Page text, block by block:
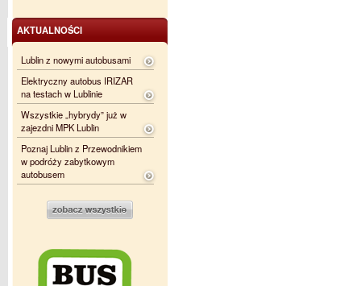
AKTUALNOŚCI
Lublin z nowymi autobusami
Elektryczny autobus IRIZAR
na testach w Lublinie
Wszystkie „hybrydy” już w
zajezdni MPK Lublin
Poznaj Lublin z Przewodnikiem
w podróży zabytkowym
autobusem